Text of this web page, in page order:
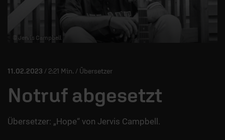
RADIO
DEINE APP
MITMACHEN
ÜBER UNS
© Jervis Campbell
11.02.2023 / 2:21 Min. / Übersetzer
Notruf abgesetzt
Übersetzer: „Hope“ von Jervis Campbell.